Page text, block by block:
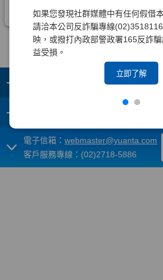
如果您發現社群媒體中有任何假借
請洽本公司反詐騙專線
映，或撥打內政部警政署165反詐
益受損。
立即了解
+
+
電子信箱： webmaster@yuanta.com
客戶服務專線：(02)2718-5886